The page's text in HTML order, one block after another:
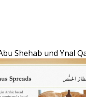
Shehab und Ynal